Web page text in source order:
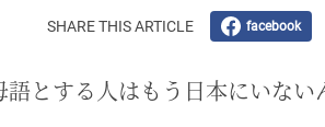
SHARE THIS ARTICLE facebook
語とする人はもう日本にいない